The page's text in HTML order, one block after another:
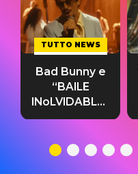
TUTTO NEWS
Bad Bunny e
“BAILE
INoLVIDABLE”:
testo,
significato